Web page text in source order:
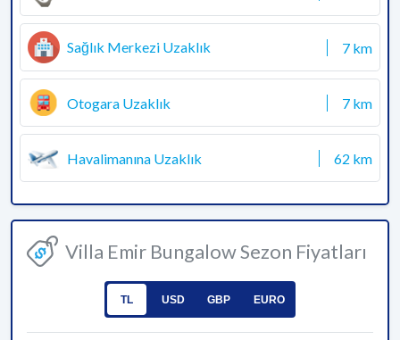
Sağlık Merkezi Uzaklık 7 km
Otogara Uzaklık 7 km
Havalimanına Uzaklık 62 km
Villa Emir Bungalow Sezon Fiyatları
TL USD GBP EURO